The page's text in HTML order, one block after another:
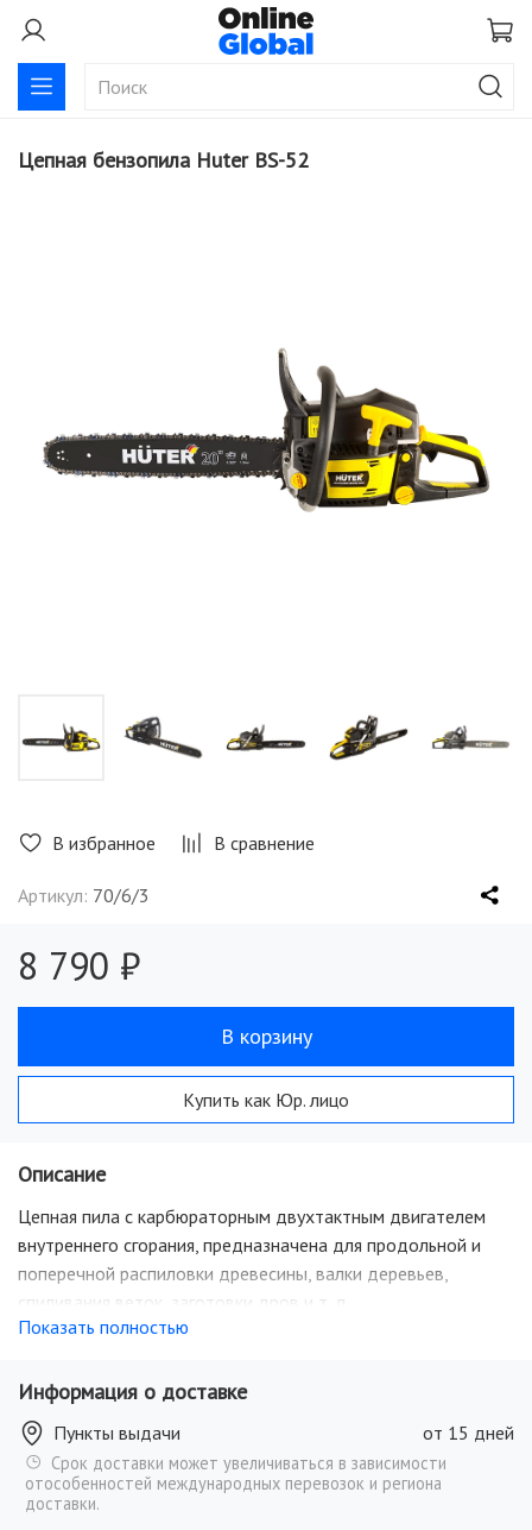
Цепная бензопила Huter BS-52
В избранное В сравнение
Артикул: 70/6/3
Описание
Цепная пила с карбюраторным двухтактным двигателем
внутреннего сгорания, предназначена для продольной и
поперечной распиловки древесины, валки деревьев,
спиливания веток, заготовки дров и т. д.
Показать полностью
8 790 ₽
В корзину
Купить как Юр. лицо
Информация о доставке
Пункты выдачи от 15 дней
Срок доставки может увеличиваться в зависимости
отособенностей международных перевозок и региона
доставки.